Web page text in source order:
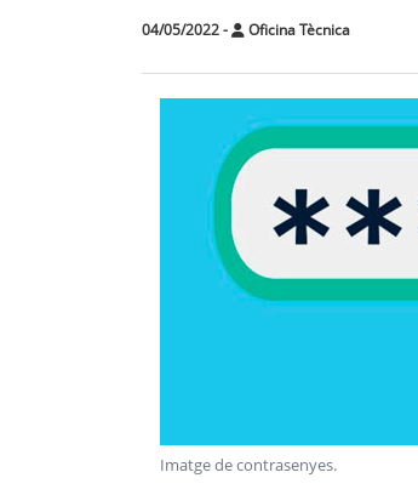
04/05/2022- Oficina Tècnica
Imatge de contrasenyes.